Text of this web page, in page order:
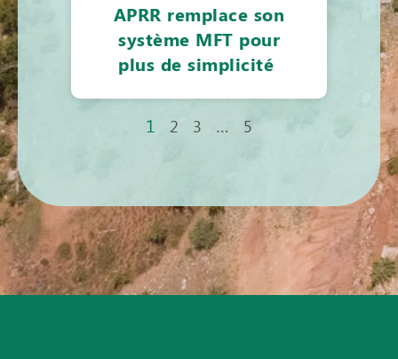
APRR remplace son
système MFT pour
plus de simplicité
1 2 3 … 5